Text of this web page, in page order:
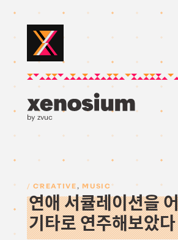
by zvuc
CREATIVE, MUSIC
연애 서큘레이션을
기타로 연주해보았다